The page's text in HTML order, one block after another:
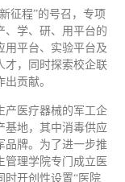
征程”的号召，专项
、学、研、用平台的
用平台、实验平台及
才，同时探索校企联
贡献。
产医疗器械的军工企
基地，其中消毒供应
品牌。为了进一步推
管理学院专门成立医
时开创性设置“医院